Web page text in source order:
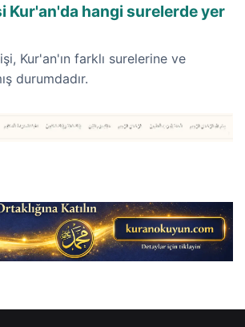
Kur'an'da hangi surelerde yer
Kur'an'ın farklı surelerine ve
durumdadır.